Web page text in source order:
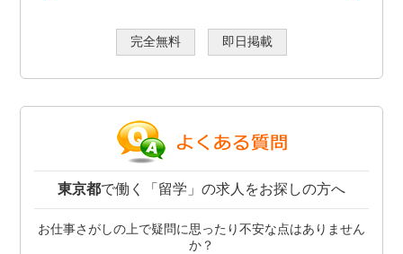
完全無料 即日掲載
東京都で働く「留学」の求人をお探しの方へ
お仕事さがしの上で疑問に思ったり不安な点はありません
か？